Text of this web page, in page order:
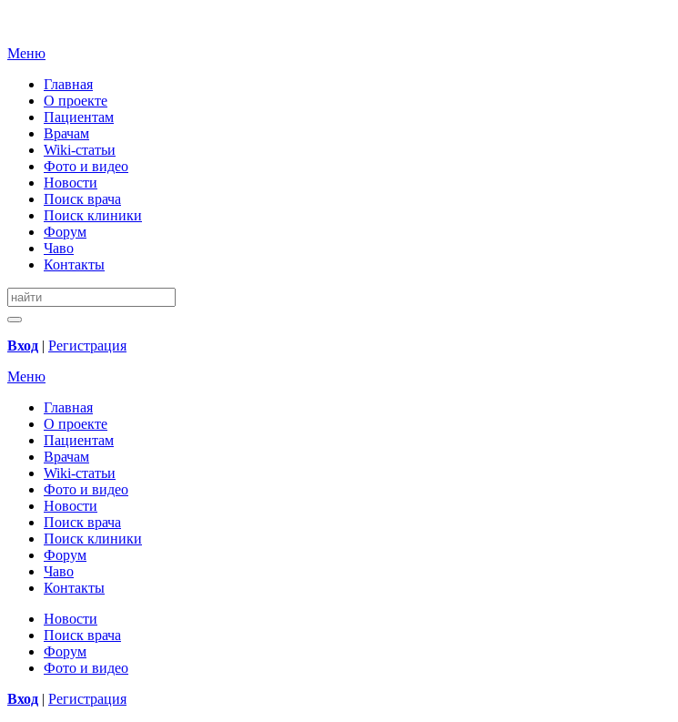
Меню
Главная
О проекте
Пациентам
Врачам
Wiki-статьи
Фото и видео
Новости
Поиск врача
Поиск клиники
Форум
Чаво
Контакты
Вход | Регистрация
Меню
Главная
О проекте
Пациентам
Врачам
Wiki-статьи
Фото и видео
Новости
Поиск врача
Поиск клиники
Форум
Чаво
Контакты
Новости
Поиск врача
Форум
Фото и видео
Вход | Регистрация